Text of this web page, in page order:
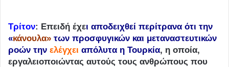
Τρίτον: Επειδή έχει αποδειχθεί περίτρανα ότι την
«κάνουλα» των προσφυγικών και μεταναστευτικών
ροών την ελέγχει απόλυτα η Τουρκία, η οποία,
εργαλειοποιώντας αυτούς τους ανθρώπους που